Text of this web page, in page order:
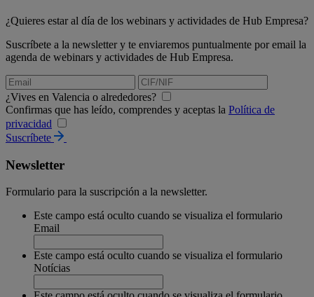
¿Quieres estar al día de los webinars y actividades de Hub Empresa?
Suscríbete a la newsletter y te enviaremos puntualmente por email la
agenda de webinars y actividades de Hub Empresa.
¿Vives en Valencia o alrededores?
Confirmas que has leído, comprendes y aceptas la Política de
privacidad
Suscríbete
Newsletter
Formulario para la suscripción a la newsletter.
Este campo está oculto cuando se visualiza el formulario
Email
Este campo está oculto cuando se visualiza el formulario
Notícias